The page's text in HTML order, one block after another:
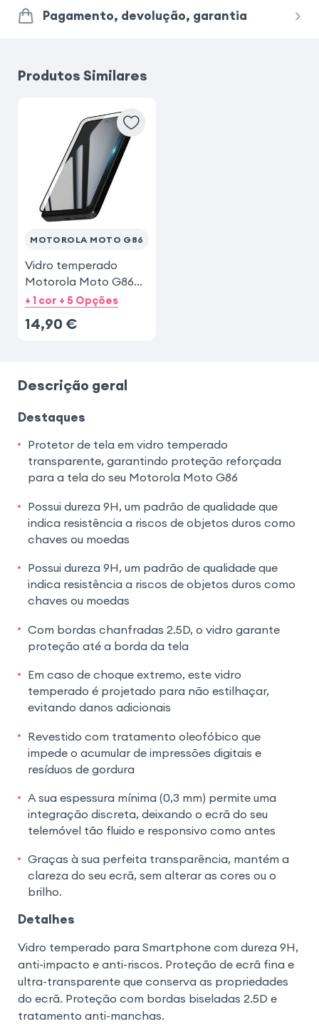
Samsung Galaxy S26
Samsung Galaxy S23
Pagamento, devolução, garantia
Produtos Similares
MOTOROLA MOTO G86
Vidro temperado
Motorola Moto G86
Preto
+ 1 cor + 5 Opções
14,90 €
Descrição geral
Destaques
Protetor de tela em vidro temperado
transparente, garantindo proteção reforçada
para a tela do seu Motorola Moto G86
Possui dureza 9H, um padrão de qualidade que
indica resistência a riscos de objetos duros como
chaves ou moedas
Possui dureza 9H, um padrão de qualidade que
indica resistência a riscos de objetos duros como
chaves ou moedas
Com bordas chanfradas 2.5D, o vidro garante
proteção até a borda da tela
Em caso de choque extremo, este vidro
temperado é projetado para não estilhaçar,
evitando danos adicionais
Revestido com tratamento oleofóbico que
impede o acumular de impressões digitais e
resíduos de gordura
A sua espessura mínima (0,3 mm) permite uma
integração discreta, deixando o ecrã do seu
telemóvel tão fluido e responsivo como antes
Graças à sua perfeita transparência, mantém a
clareza do seu ecrã, sem alterar as cores ou o
brilho.
Detalhes
Vidro temperado para Smartphone com dureza 9H,
anti-impacto e anti-riscos. Proteção de ecrã fina e
ultra-transparente que conserva as propriedades
do ecrã. Proteção com bordas biseladas 2.5D e
tratamento anti-manchas.